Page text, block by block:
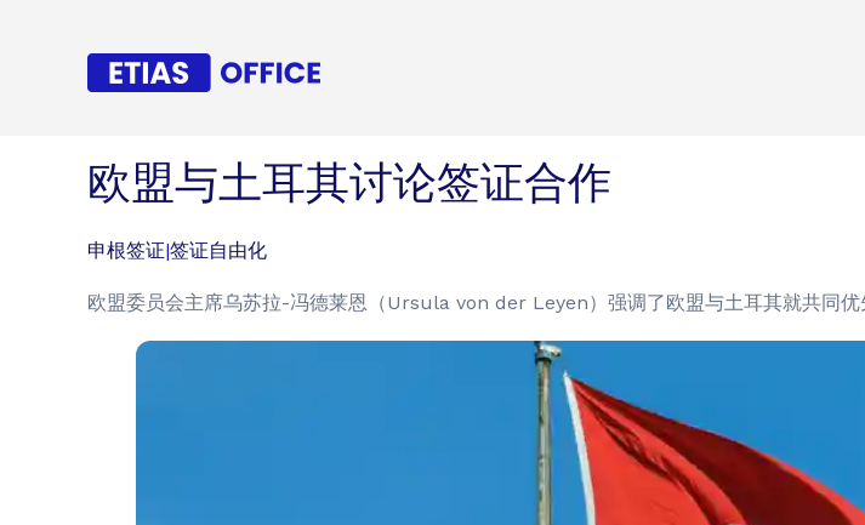
欧盟与土耳其讨论签证合作
申根签证|签证自由化
欧盟委员会主席乌苏拉-冯德莱恩（Ursula von der Leyen）强调了欧盟与土耳其就共同优